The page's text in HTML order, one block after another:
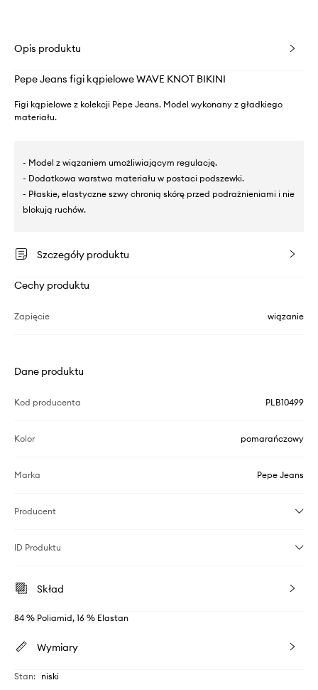
Opis produktu
Pepe Jeans figi kąpielowe WAVE KNOT BIKINI
Figi kąpielowe z kolekcji Pepe Jeans. Model wykonany z gładkiego
materiału.
- Model z wiązaniem umożliwiającym regulację.
- Dodatkowa warstwa materiału w postaci podszewki.
- Płaskie, elastyczne szwy chronią skórę przed podrażnieniami i nie
blokują ruchów.
Szczegóły produktu
Cechy produktu
Zapięcie wiązanie
Dane produktu
Kod producenta PLB10499
Kolor pomarańczowy
Marka Pepe Jeans
Producent
ID Produktu
Skład
84 % Poliamid, 16 % Elastan
Wymiary
Stan: niski